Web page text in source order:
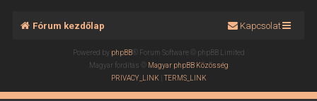
Fórum kezdőlap Kapcsolat
Powered by phpBB® Forum Software © phpBB Limited
Magyar fordítás © Magyar phpBB Közösség
PRIVACY_LINK |TERMS_LINK